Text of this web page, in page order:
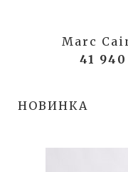
Marc
41
НОВИНКА